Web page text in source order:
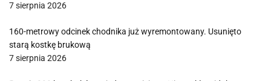
7 sierpnia 2026
160-metrowy odcinek chodnika już wyremontowany. Usunięto
starą kostkę brukową
7 sierpnia 2026